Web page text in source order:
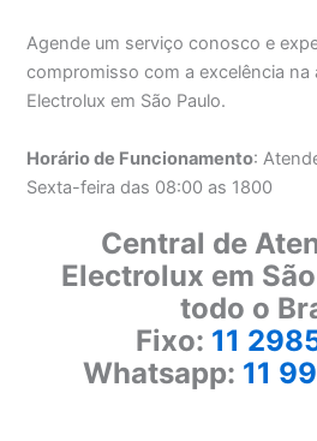
Agende um serviço conosco e
compromisso com a excelência na
Electrolux em São Paulo.
Horário de Funcionamento:
Sexta-feira das 08:00 as 1800
Central de
Electrolux em
todo o
Fixo: 11
Whatsapp: 11